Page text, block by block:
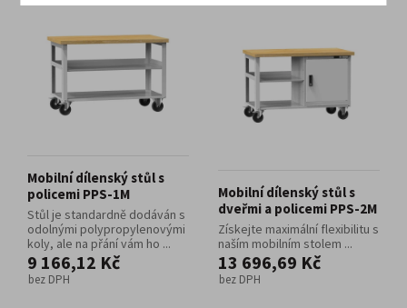
Mobilní dílenský stůl s
policemi PPS-1M
Stůl je standardně dodáván s
odolnými polypropylenovými
koly, ale na přání vám ho ...
9 166,12 Kč
bez DPH
Mobilní dílenský stůl s
dveřmi a policemi PPS-2M
Získejte maximální flexibilitu s
naším mobilním stolem ...
13 696,69 Kč
bez DPH